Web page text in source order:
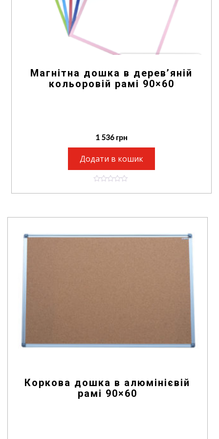
Магнітна дошка в дерев’яній
кольоровій рамі 90×60
1 536 грн
Додати в кошик
o
Коркова дошка в алюмінієвій
рамі 90×60